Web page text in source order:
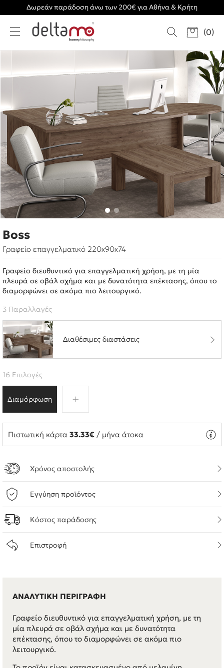
Δωρεάν παράδοση άνω των 200€ για Αθήνα & Κρήτη
(0)
Boss
Γραφείο επαγγελματικό 220x90x74
Γραφείο διευθυντικό για επαγγελματική χρήση, με τη μία
πλευρά σε οβάλ σχήμα και με δυνατότητα επέκτασης, όπου το
διαμορφώνει σε ακόμα πιο λειτουργικό.
3 Παραλλαγές
Διαθέσιμες διαστάσεις
Διαμόρφωση
16 Επιλογές
Πιστωτική κάρτα 33.33€ / μήνα άτοκα
Χρόνος αποστολής
Εγγύηση προϊόντος
Κόστος παράδοσης
Επιστροφή
ΑΝΑΛΥΤΙΚΗ ΠΕΡΙΓΡΑΦΗ
Γραφείο διευθυντικό για επαγγελματική χρήση, με τη
μία πλευρά σε οβάλ σχήμα και με δυνατότητα
επέκτασης, όπου το διαμορφώνει σε ακόμα πιο
λειτουργικό.